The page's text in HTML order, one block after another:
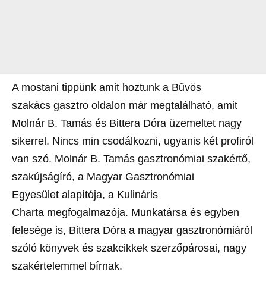
A mostani tippünk amit hoztunk a Bűvös
szakács gasztro oldalon már megtalálható, amit
Molnár B. Tamás és Bittera Dóra üzemeltet nagy
sikerrel. Nincs min csodálkozni, ugyanis két profiról
van szó. Molnár B. Tamás gasztronómiai szakértő,
szakújságíró, a Magyar Gasztronómiai
Egyesület alapítója, a Kulináris
Charta megfogalmazója. Munkatársa és egyben
felesége is, Bittera Dóra a magyar gasztronómiáról
szóló könyvek és szakcikkek szerzőpárosai, nagy
szakértelemmel bírnak.